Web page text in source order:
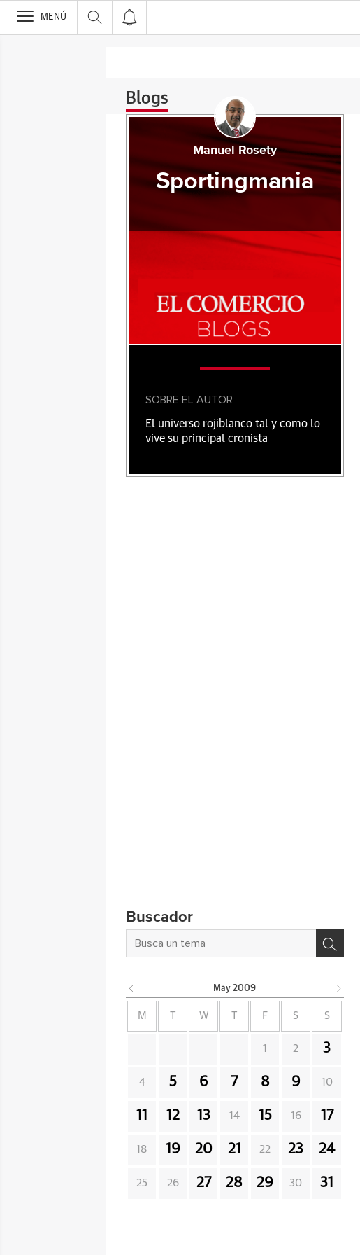
>
MENÚ
Blogs
Manuel Rosety
Sportingmania
SOBRE EL AUTOR
El universo rojiblanco tal y como lo
vive su principal cronista
Buscador
May 2009
M W F S S
1 2 3
4 5 6 7 8 9 10
11 12 13 14 15 16 17
18 19 20 21 22 23 24
25 26 27 28 29 30 31